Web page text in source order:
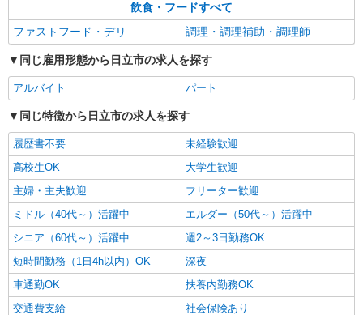
飲食・フードすべて
ファストフード・デリ
調理・調理補助・調理師
同じ雇用形態から日立市の求人を探す
アルバイト パート
同じ特徴から日立市の求人を探す
履歴書不要
未経験歓迎
高校生OK
大学生歓迎
主婦・主夫歓迎
フリーター歓迎
ミドル（40代～）活躍中
エルダー（50代～）活躍中
シニア（60代～）活躍中
週2～3日勤務OK
短時間勤務（1日4h以内）OK
深夜
車通勤OK
扶養内勤務OK
交通費支給
社会保険あり